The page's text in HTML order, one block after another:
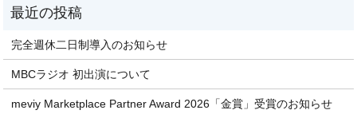
完全週休二日制導入のお知らせ
MBCラジオ 初出演について
meviy Marketplace Partner Award 2026「金賞」受賞のお知らせ